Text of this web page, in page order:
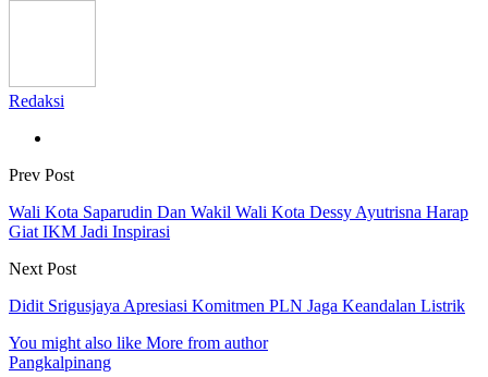
Redaksi
Prev Post
Wali Kota Saparudin Dan Wakil Wali Kota Dessy Ayutrisna Harap
Giat IKM Jadi Inspirasi
Next Post
Didit Srigusjaya Apresiasi Komitmen PLN Jaga Keandalan Listrik
You might also like More from author
Pangkalpinang